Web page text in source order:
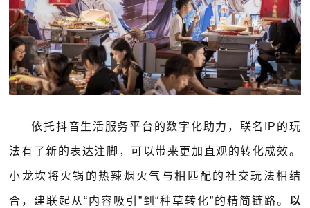
依托抖音生活服务平台的数字化助力，联名IP的玩
法有了新的表达注脚，可以带来更加直观的转化成效。
小龙坎将火锅的热辣烟火气与相匹配的社交玩法相结
合，建联起从“内容吸引”到“种草转化”的精简链路。 以